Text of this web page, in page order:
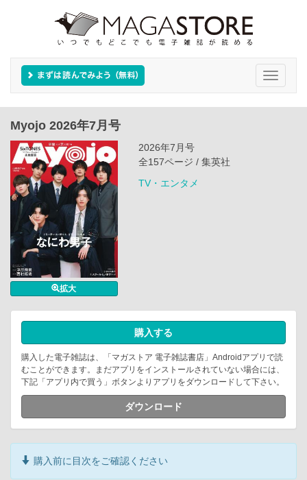
Toggle
Myojo 2026年7月号
拡大
2026年7月号
全157ページ / 集英社
TV・エンタメ
購入する
購入した電子雑誌は、「マガストア 電子雑誌書店」Androidアプリで読
むことができます。まだアプリをインストールされていない場合には、
下記「アプリ内で買う」ボタンよりアプリをダウンロードして下さい。
ダウンロード
購入前に目次をご確認ください